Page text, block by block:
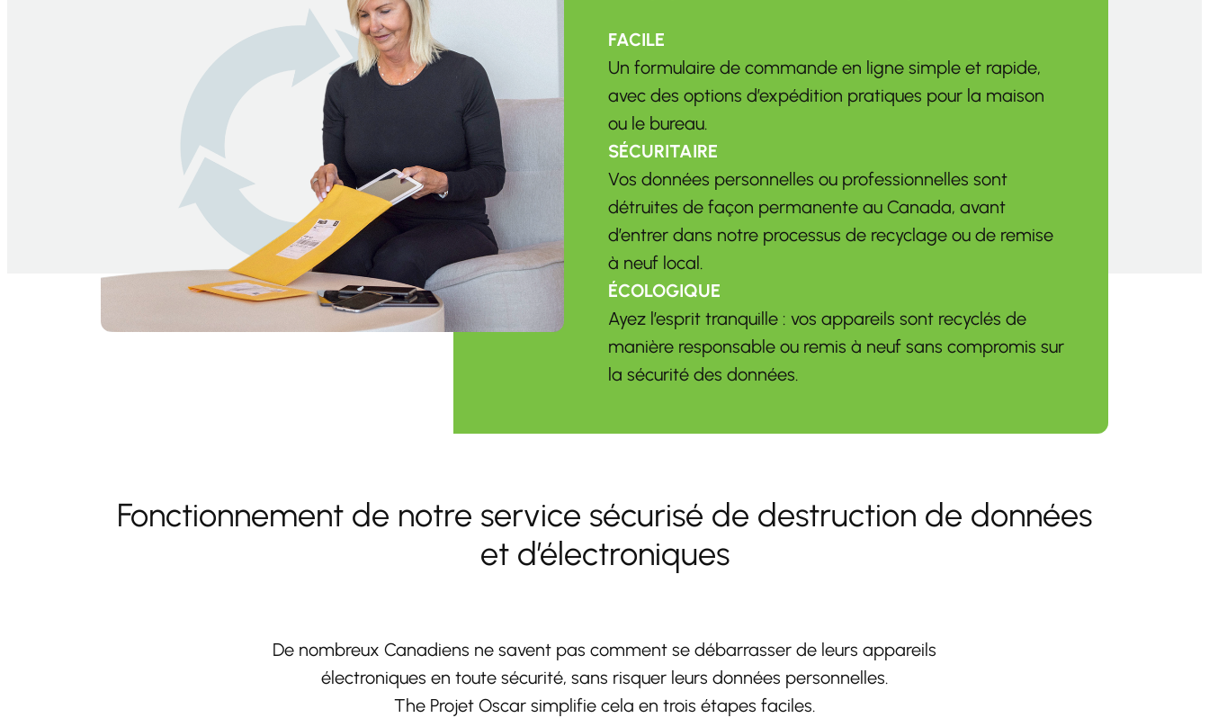
FACILE
Un formulaire de commande en ligne simple et rapide,
avec des options d’expédition pratiques pour la maison
ou le bureau.
SÉCURITAIRE
Vos données personnelles ou professionnelles sont
détruites de façon permanente au Canada, avant
d’entrer dans notre processus de recyclage ou de remise
à neuf local.
ÉCOLOGIQUE
Ayez l’esprit tranquille : vos appareils sont recyclés de
manière responsable ou remis à neuf sans compromis sur
la sécurité des données.
Fonctionnement de notre service sécurisé de destruction de données
et d’électroniques
De nombreux Canadiens ne savent pas comment se débarrasser de leurs appareils
électroniques en toute sécurité, sans risquer leurs données personnelles.
The Projet Oscar simplifie cela en trois étapes faciles.